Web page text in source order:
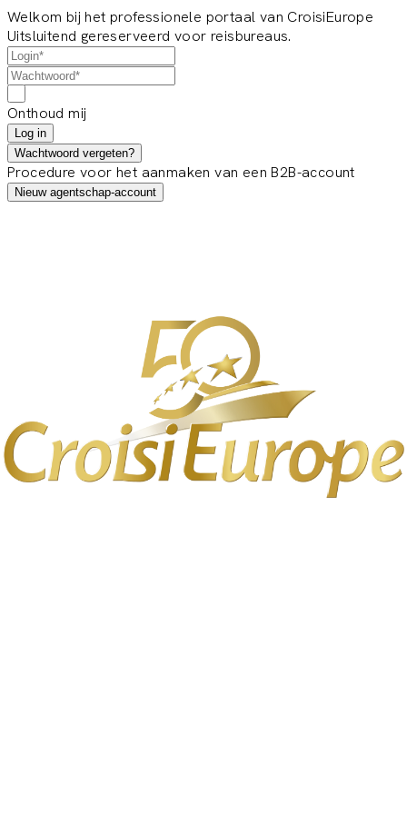
Welkom bij het professionele portaal van CroisiEurope
Uitsluitend gereserveerd voor reisbureaus.
Onthoud mij
Log in
Wachtwoord vergeten?
Procedure voor het aanmaken van een B2B-account
Nieuw agentschap-account